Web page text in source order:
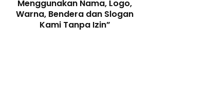
Menggunakan Nama, Logo,
Warna, Bendera dan Slogan
Kami Tanpa Izin”